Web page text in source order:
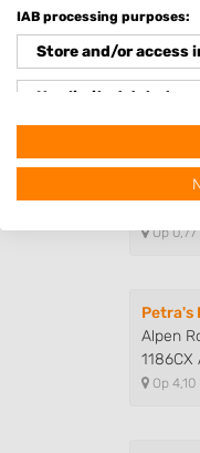
Beauty
Op
Petra's
Alpen
Op
IAB processing purposes:
Store and/or access
Use limited data to
Use profiles to
Create profiles to
Measure
Measure content